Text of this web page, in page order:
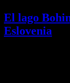
El lago
Eslovenia